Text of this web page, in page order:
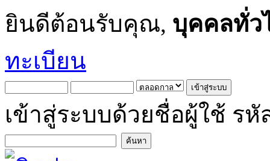
ยินดีต้อนรับคุณ, บุคคลทั่ว
ทะเบียน
เข้าสู่ระบบด้วยชื่อผู้ใช้ รหั